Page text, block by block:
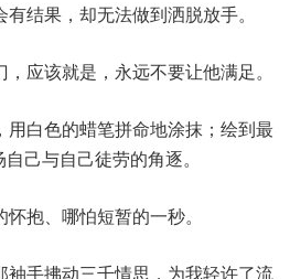
结果，却无法做到洒脱放手。
应该就是，永远不要让他满足。
白色的蜡笔拼命地涂抹；绘到最
己与自己徒劳的角逐。
抱、哪怕短暂的一秒。
手拂动三千情思，为我轻许了流